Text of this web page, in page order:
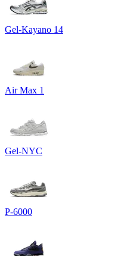
Gel-Kayano 14
Air Max 1
Gel-NYC
P-6000